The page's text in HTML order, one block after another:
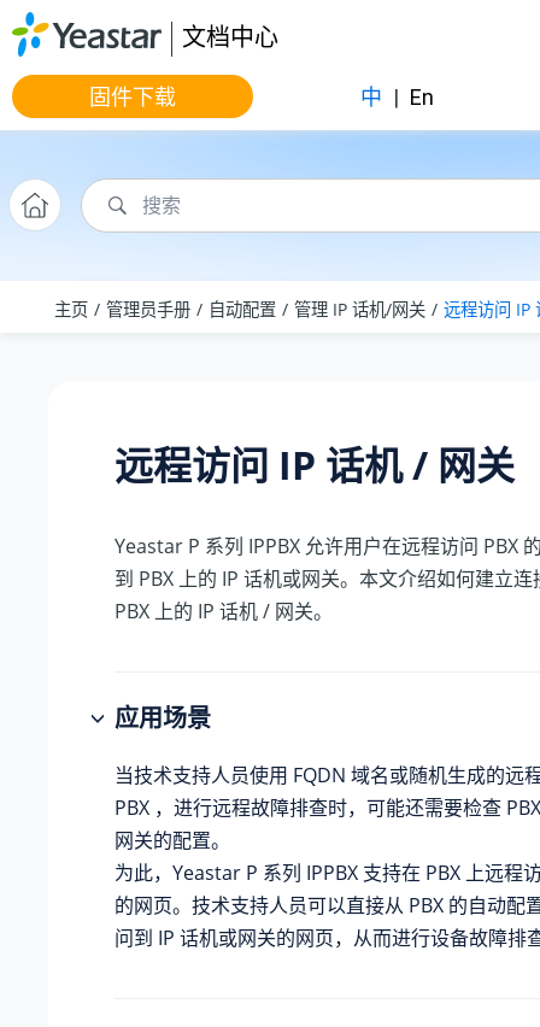
跳转到主要内容
文档中心
固件下载 中 | En
主页 管理员手册 自动配置 管理 IP 话机/网关 远程访问 IP
远程访问 IP 话机 / 网关
Yeastar P 系列 IPPBX 允许用户在远程访问 PBX
到 PBX 上的 IP 话机或网关。本文介绍如何建立
PBX 上的 IP 话机 / 网关。
应用场景
当技术支持人员使用 FQDN 域名或随机生成的远
PBX ，进行远程故障排查时，可能还需要检查
网关的配置。
为此， Yeastar P 系列 IPPBX 支持在 PBX 上远程
的网页。技术支持人员可以直接从 PBX 的自动配
问到 IP 话机或网关的网页，从而进行设备故障排